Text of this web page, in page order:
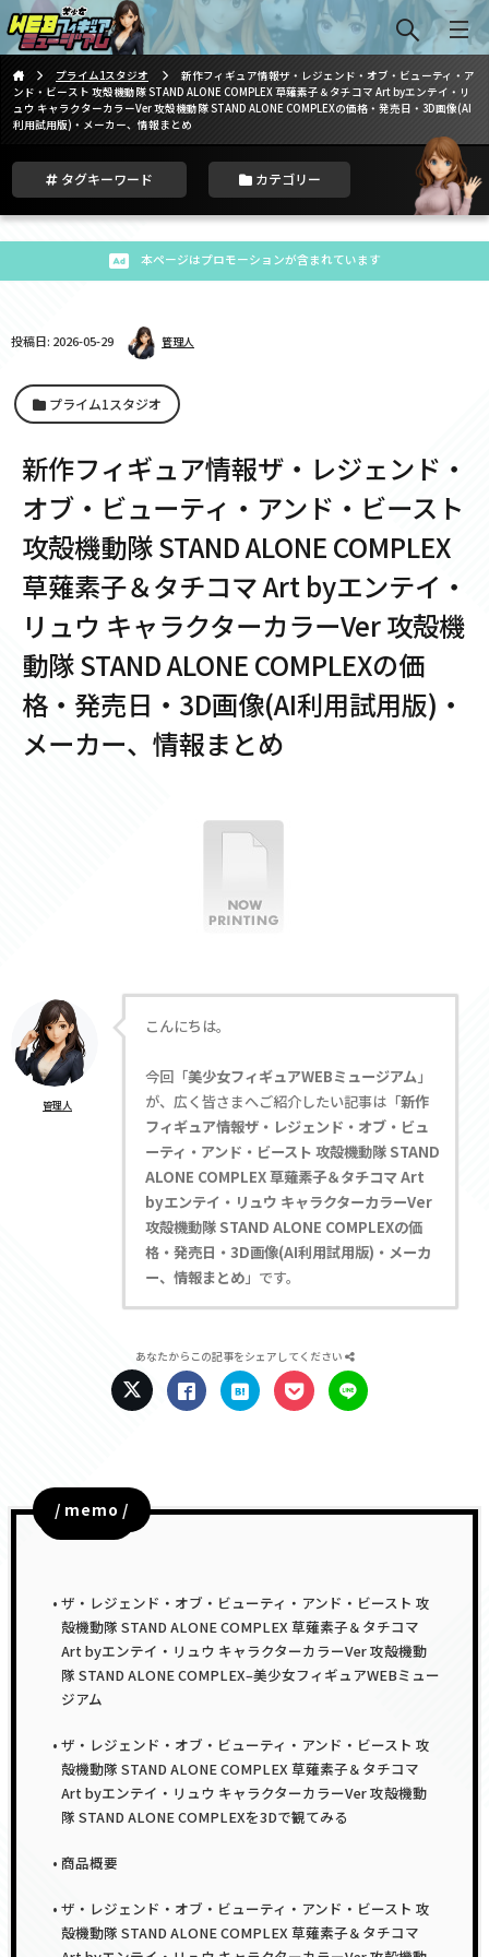
プライム1スタジオ
新作フィギュア情報ザ・レジェンド・オブ・ビューティ・ア
ンド・ビースト 攻殻機動隊 STAND ALONE COMPLEX 草薙素子＆タチコマ Art byエンテイ・リ
ュウ キャラクターカラーVer 攻殻機動隊 STAND ALONE COMPLEXの価格・発売日・3D画像(AI
利用試用版)・メーカー、情報まとめ
タグキーワード カテゴリー
本ページはプロモーションが含まれています
投稿日: 2026-05-29 管理人
プライム1スタジオ
新作フィギュア情報ザ・レジェンド・
オブ・ビューティ・アンド・ビースト
攻殻機動隊 STAND ALONE COMPLEX
草薙素子＆タチコマ Art byエンテイ・
リュウ キャラクターカラーVer 攻殻機
動隊 STAND ALONE COMPLEXの価
格・発売日・3D画像(AI利用試用版)・
メーカー、情報まとめ
管理人
こんにちは。
今回「美少女フィギュアWEBミュージアム」
が、広く皆さまへご紹介したい記事は「新作
フィギュア情報ザ・レジェンド・オブ・ビュ
ーティ・アンド・ビースト 攻殻機動隊 STAND
ALONE COMPLEX 草薙素子＆タチコマ Art
byエンテイ・リュウ キャラクターカラーVer
攻殻機動隊 STAND ALONE COMPLEXの価
格・発売日・3D画像(AI利用試用版)・メーカ
ー、情報まとめ」です。
あなたからこの記事をシェアしてください
目次
ザ・レジェンド・オブ・ビューティ・アンド・ビースト 攻
殻機動隊 STAND ALONE COMPLEX 草薙素子＆タチコマ
Art byエンテイ・リュウ キャラクターカラーVer 攻殻機動
隊 STAND ALONE COMPLEX–美少女フィギュアWEBミュー
ジアム
ザ・レジェンド・オブ・ビューティ・アンド・ビースト 攻
殻機動隊 STAND ALONE COMPLEX 草薙素子＆タチコマ
Art byエンテイ・リュウ キャラクターカラーVer 攻殻機動
隊 STAND ALONE COMPLEXを3Dで観てみる
商品概要
ザ・レジェンド・オブ・ビューティ・アンド・ビースト 攻
殻機動隊 STAND ALONE COMPLEX 草薙素子＆タチコマ
/ memo /